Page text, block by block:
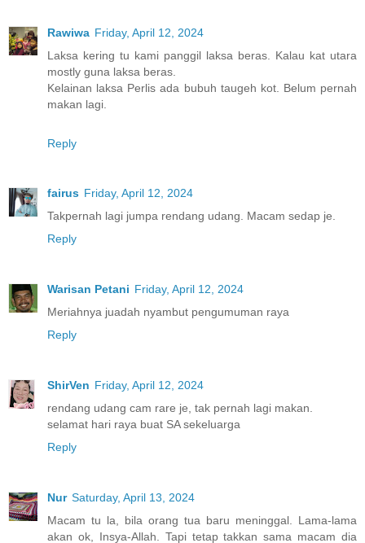
Rawiwa Friday, April 12, 2024
Laksa kering tu kami panggil laksa beras. Kalau kat utara
mostly guna laksa beras.
Kelainan laksa Perlis ada bubuh taugeh kot. Belum pernah
makan lagi.
Reply
fairus Friday, April 12, 2024
Takpernah lagi jumpa rendang udang. Macam sedap je.
Reply
Warisan Petani Friday, April 12, 2024
Meriahnya juadah nyambut pengumuman raya
Reply
ShirVen Friday, April 12, 2024
rendang udang cam rare je, tak pernah lagi makan.
selamat hari raya buat SA sekeluarga
Reply
Nur Saturday, April 13, 2024
Macam tu la, bila orang tua baru meninggal. Lama-lama
akan ok, Insya-Allah. Tapi tetap takkan sama macam dia